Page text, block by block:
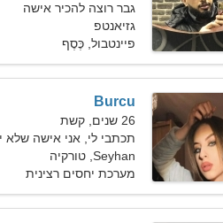
גבר רוצה להכיר אישה
גזיאנטפ
פיינטבול, כֶּסֶף
Burcu
26 שנים, קשת
תכתבי לי, אני אישה שלא
Seyhan, טורקיה
מערכת יחסים רצינית